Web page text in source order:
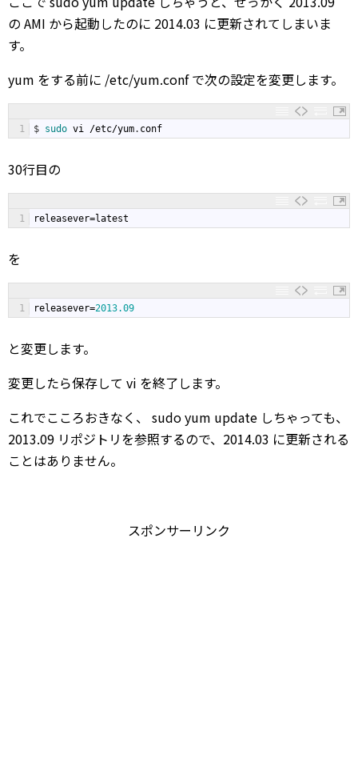
の AMI から起動したのに 2014.03 に更新されてしまいま
す。
yum をする前に /etc/yum.conf で次の設定を変更します。
1 $ sudo vi /etc/yum. conf
30行目の
1 releasever=latest
を
1 releasever=2013.09
と変更します。
変更したら保存して vi を終了します。
これでこころおきなく、 sudo yum update しちゃっても、
2013.09 リポジトリを参照するので、2014.03 に更新される
ことはありません。
スポンサーリンク